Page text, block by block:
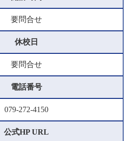
要問合せ
休校日
要問合せ
電話番号
079-272-4150
公式HP URL